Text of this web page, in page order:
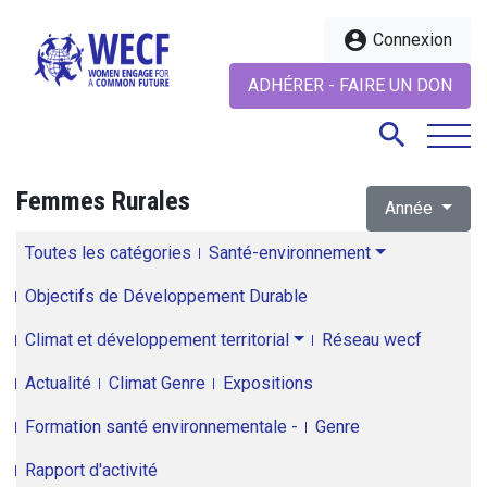
account_circle Connexion
ADHÉRER - FAIRE UN DON
search
Femmes Rurales Année
Toutes les catégories Santé-environnement
Objectifs de Développement Durable
Climat et développement territorial Réseau wecf
Actualité Climat Genre Expositions
Formation santé environnementale - Genre
Rapport d'activité